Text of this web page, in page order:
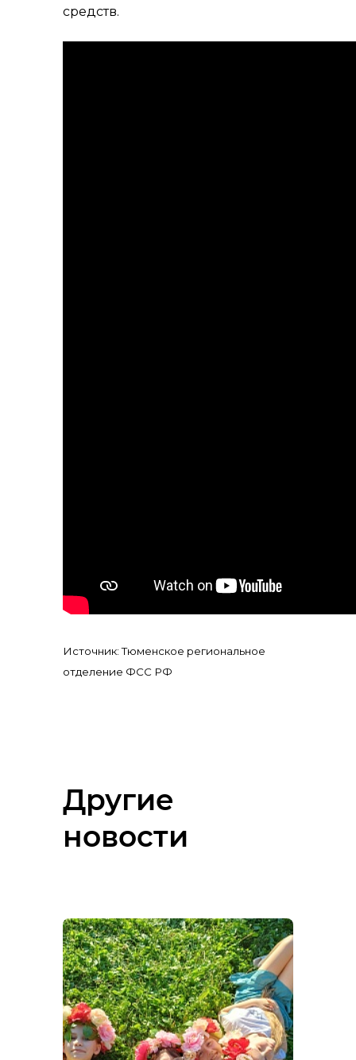
средств.
Источник: Тюменское региональное
отделение ФСС РФ
Другие
новости